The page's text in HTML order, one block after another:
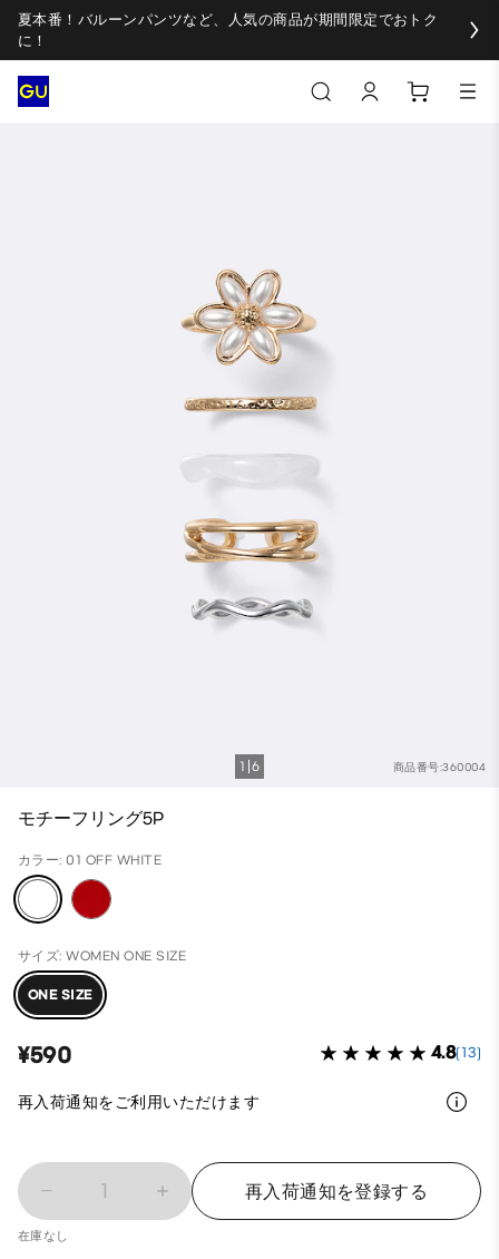
夏本番！バルーンパンツなど、人気の商品が期間限定でおトク
に！
商品番号:360004
1 6
モチーフリング5P
カラー: 01 OFF WHITE
サイズ: WOMEN ONE SIZE
ONE SIZE
¥590 4.8(13)
再入荷通知をご利用いただけます
1 再入荷通知を登録する
在庫なし